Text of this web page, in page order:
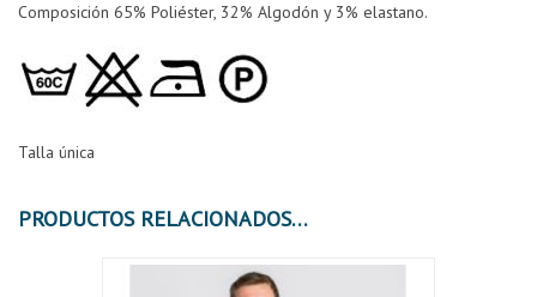
Composición 65% Poliéster, 32% Algodón y 3% elastano.
Talla única
PRODUCTOS RELACIONADOS